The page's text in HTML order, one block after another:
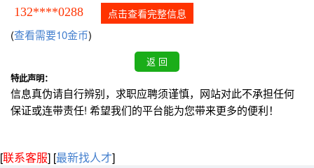
132****0288 点击查看完整信息
(查看需要10金币)
特此声明：
信息真伪请自行辨别，求职应聘须谨慎，网站对此不承担任何
保证或连带责任! 希望我们的平台能为您带来更多的便利！
[联系客服] [最新找人才]